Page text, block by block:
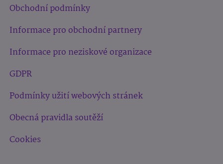
Obchodní podmínky
Informace pro obchodní partnery
Informace pro neziskové organizace
GDPR
Podmínky užití webových stránek
Obecná pravidla soutěží
Cookies